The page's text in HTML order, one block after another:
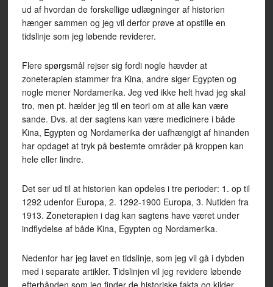
ud af hvordan de forskellige udlægninger af historien
hænger sammen og jeg vil derfor prøve at opstille en
tidslinje som jeg løbende reviderer.
Flere spørgsmål rejser sig fordi nogle hævder at
zoneterapien stammer fra Kina, andre siger Egypten og
nogle mener Nordamerika. Jeg ved ikke helt hvad jeg skal
tro, men pt. hælder jeg til en teori om at alle kan være
sande. Dvs. at der sagtens kan være medicinere i både
Kina, Egypten og Nordamerika der uafhængigt af hinanden
har opdaget at tryk på bestemte områder på kroppen kan
hele eller lindre.
Det ser ud til at historien kan opdeles i tre perioder: 1. op til
1292 udenfor Europa, 2. 1292-1900 Europa, 3. Nutiden fra
1913. Zoneterapien i dag kan sagtens have været under
indflydelse af både Kina, Egypten og Nordamerika.
Nedenfor har jeg lavet en tidslinje, som jeg vil gå i dybden
med i separate artikler. Tidslinjen vil jeg revidere løbende
efterhånden som jeg finder de historiske fakta og kilder.